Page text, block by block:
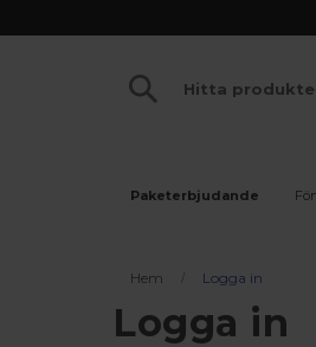
Paketerbjudande
Hem Logga in
Logga in